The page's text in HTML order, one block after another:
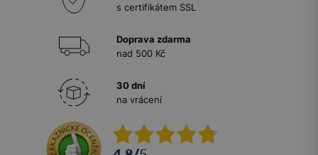
s certifikátem SSL
Doprava zdarma
nad 500 Kč
30 dní
na vrácení